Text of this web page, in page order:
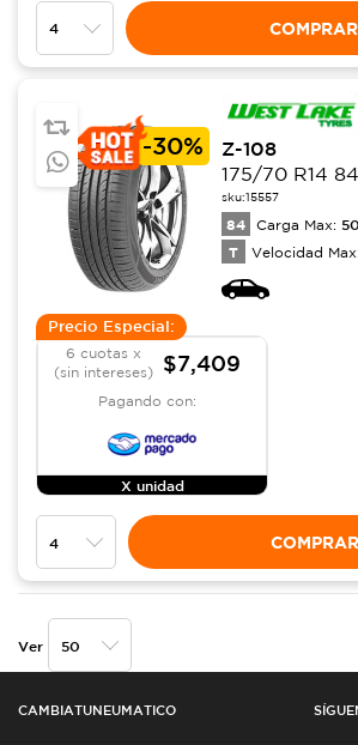
COMPRAR
-30%
Z-108
175/70 R14
sku:15557
84 Carga Max:
T Velocidad Max:
Precio Especial:
6 cuotas x
(sin intereses)
$7,409
Pagando con:
X unidad
COMPRAR
Ver
CAMBIATUNEUMATICO